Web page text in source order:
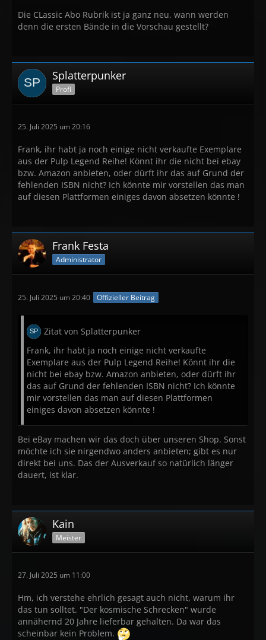
Die CLassic Abo Rubrik ist ja ganz neu, wann werden
denn die ersten Bände in die Vorschau gestellt?
Splatterpunker
Profi
25. Juli 2025 um 20:16
Frank, ihr habt ja noch einige nicht verkaufte Exemplare
aus der Pulp Legend Reihe! Könnt ihr die nicht bei ebay
bzw. Amazon anbieten, oder dürft ihr das auf Grund der
fehlenden ISBN nicht? Ich könnte mir vorstellen das man
auf diesen Plattformen einiges davon absetzen könnte !
Frank Festa
Administrator
25. Juli 2025 um 20:40 Offizieller Beitrag
Zitat von Splatterpunker
Frank, ihr habt ja noch einige nicht verkaufte
Exemplare aus der Pulp Legend Reihe! Könnt ihr die
nicht bei ebay bzw. Amazon anbieten, oder dürft ihr
das auf Grund der fehlenden ISBN nicht? Ich könnte
mir vorstellen das man auf diesen Plattformen
einiges davon absetzen könnte !
Bei eBay machen wir das doch über unseren Shop. Sonst
möchte ich sie nirgendwo anders anbieten; gibt es nur
direkt bei uns. Das der Ausverkauf so natürlich länger
dauert, ist klar.
Kain
Meister
27. Juli 2025 um 11:00
Hm, ich verstehe ehrlich gesagt auch nicht, warum ihr
das tun solltet. "Der kosmische Schrecken" wurde
annähernd 20 Jahre lieferbar gehalten. Da war das
scheinbar kein Problem.